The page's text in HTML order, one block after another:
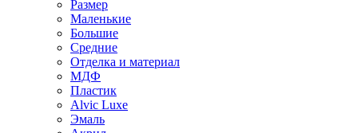
Размер
Маленькие
Большие
Средние
Отделка и материал
МДФ
Пластик
Alvic Luxe
Эмаль